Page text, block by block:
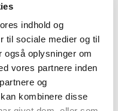
indhold og
til sociale medier og til
også oplysninger om
vores partnere inden
og
kombinere disse
myndigheder i
spørgsmål.
forvaltningsretlige
i spørgsmål
Han fører
klagesager inden